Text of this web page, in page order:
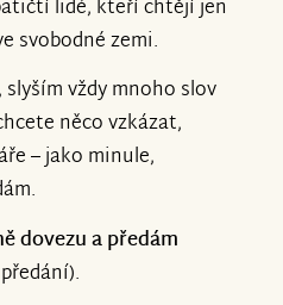
lidé, kteří chtějí jen
svobodné zemi.
vždy mnoho slov
něco vzkázat,
– jako minule,
dovezu a předám